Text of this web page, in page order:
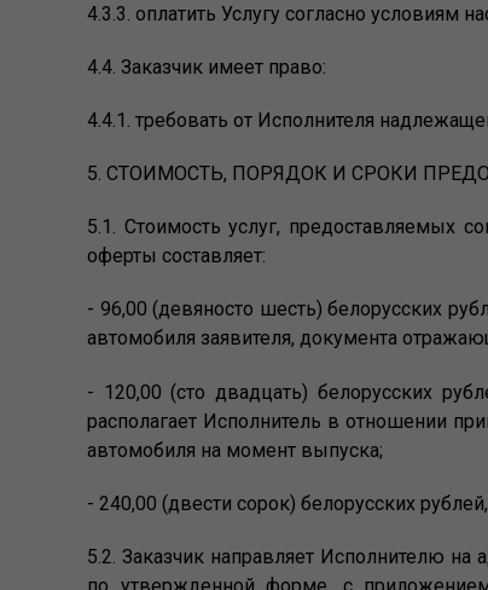
4.3.3. оплатить Услугу согласно условиям
4.4. Заказчик имеет право:
4.4.1. требовать от Исполнителя
5. СТОИМОСТЬ, ПОРЯДОК И СРОКИ
5.1. Стоимость услуг, предоставляемых
оферты составляет:
- 96,00 (девяносто шесть) белорусских
автомобиля заявителя, документа
- 120,00 (сто двадцать) белорусских
располагает Исполнитель в отношении
автомобиля на момент выпуска;
- 240,00 (двести сорок) белорусских
5.2. Заказчик направляет Исполнителю на